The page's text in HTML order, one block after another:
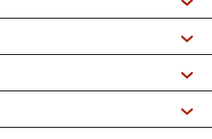
Podcasts
+ DAB+)